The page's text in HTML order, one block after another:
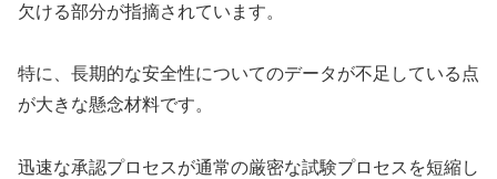
欠ける部分が指摘されています。
特に、長期的な安全性についてのデータが不足している点
が大きな懸念材料です。
迅速な承認プロセスが通常の厳密な試験プロセスを短縮し